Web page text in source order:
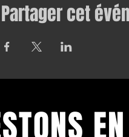
Partager cet